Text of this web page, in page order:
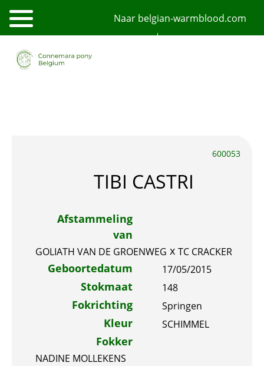
Overslaan
en
naar
inhoud
Naar belgian-warmblood.com
TIBI CASTRI
Afstammeling
van
GOLIATH VAN DE GROENWEG x TC CRACKER
Geboortedatum 17/05/2015
Stokmaat 148
Fokrichting Springen
Kleur SCHIMMEL
Fokker
NADINE MOLLEKENS
600053